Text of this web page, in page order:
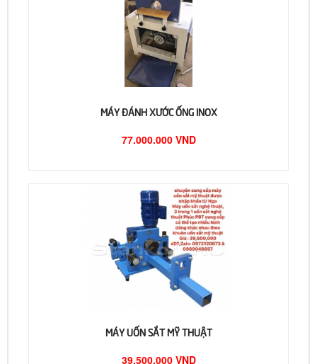
MÁY ĐÁNH XƯỚC ỐNG INOX
77.000.000 VND
MÁY UỐN SẮT MỸ THUẬT
39.500.000 VND